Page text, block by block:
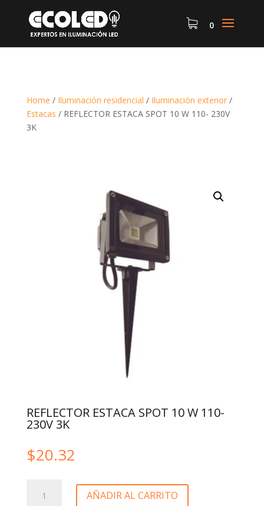
0
Home / Iluminación residencial / Iluminación exterior/
Estacas / REFLECTOR ESTACA SPOT 10 W 110- 230V
3K
REFLECTOR ESTACA SPOT 10 W 110-
230V 3K
$20.32
ESTACA
AÑADIR AL CARRITO